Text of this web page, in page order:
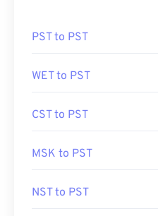
PST to PST
WET to PST
CST to PST
MSK to PST
NST to PST